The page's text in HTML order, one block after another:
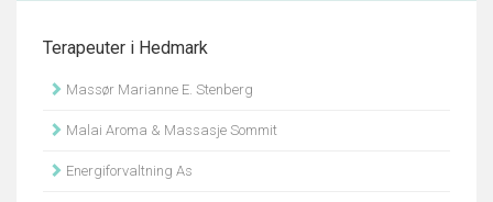
Terapeuter i Hedmark
Massør Marianne E. Stenberg
Malai Aroma & Massasje Sommit
Energiforvaltning As